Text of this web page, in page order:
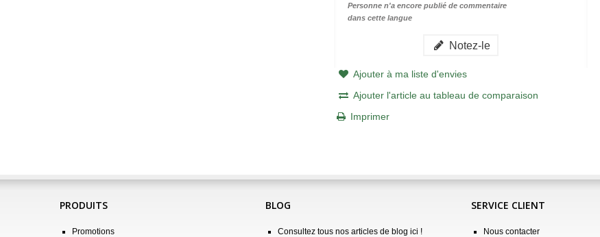
Personne n'a encore publié de commentaire
dans cette langue
Notez-le
Ajouter à ma liste d'envies
Ajouter l'article au tableau de comparaison
Imprimer
PRODUITS
Promotions
BLOG
Consultez tous nos articles de blog ici !
SERVICE CLIENT
Nous contacter